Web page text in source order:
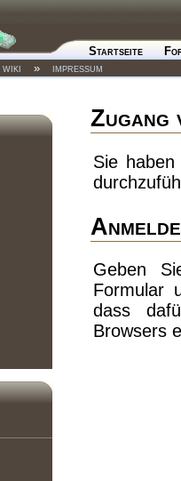
Startseite
wiki » impressum
Zugang
Sie
Geben
Formular
dass
Browsers